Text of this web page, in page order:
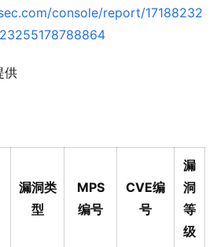
console/report/17188232
供
漏洞类
型
MPS
编号
CVE编
号
漏
洞
等
级